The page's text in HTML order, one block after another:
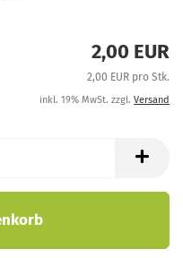
2,00 EUR
2,00 EUR pro Stk.
inkl. 19% MwSt. zzgl. Versand